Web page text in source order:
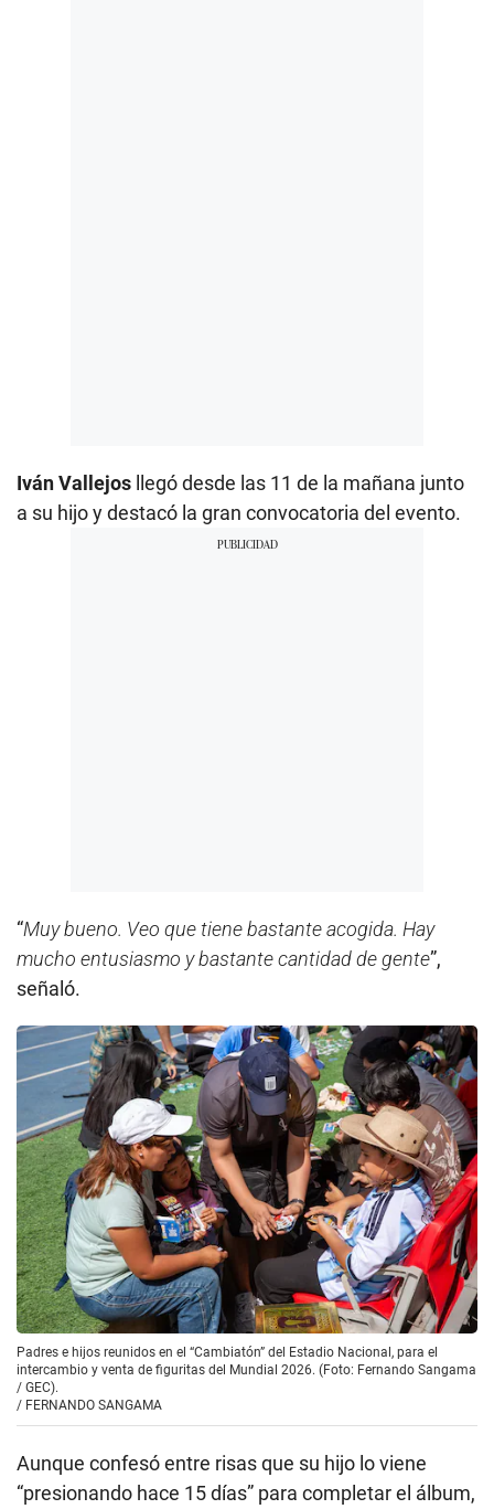
Iván Vallejos llegó desde las 11 de la mañana junto
a su hijo y destacó la gran convocatoria del evento.
“Muy bueno. Veo que tiene bastante acogida. Hay
mucho entusiasmo y bastante cantidad de gente”,
señaló.
Padres e hijos reunidos en el “Cambiatón” del Estadio Nacional, para el
intercambio y venta de figuritas del Mundial 2026. (Foto: Fernando Sangama
/ GEC).
/ FERNANDO SANGAMA
Aunque confesó entre risas que su hijo lo viene
“presionando hace 15 días” para completar el álbum,